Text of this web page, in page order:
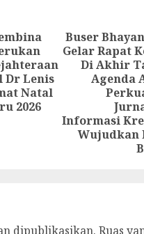
Previous
Dr Lenis
Natal
2026
Buser
Gelar Rapat
Di Akhir
Agenda
Informasi
Wujudkan
dipublikasikan. Ruas